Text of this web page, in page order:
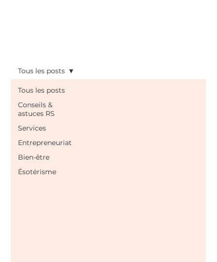
Tous les posts
Conseils &
astuces RS
Services
Entrepreneuriat
Bien-être
Ésotérisme
Tous les posts